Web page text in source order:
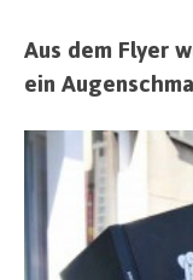
Aus dem Flyer
ein